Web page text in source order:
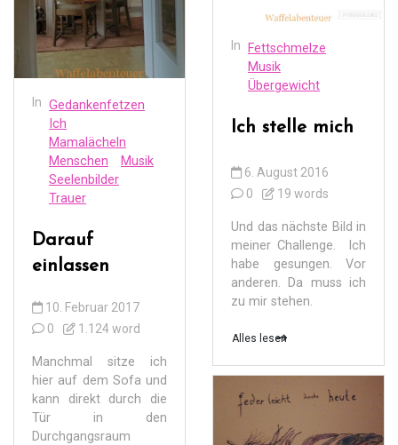
In Gedankenfetzen
Ich
Mamalächeln
Menschen
Musik
Seelenbilder
Trauer
Darauf
einlassen
10. Februar 2017
0
1.124 word
Manchmal sitze ich
hier auf dem Sofa und
kann direkt durch die
Tür in den
Durchgangsraum
In
Fettschmelze
Musik
Übergewicht
Ich stelle mich
6. August 2016
0
19 words
Und das nächste Bild in
meiner Challenge. Ich
habe gesungen. Vor
anderen. Da muss ich
zu mir stehen.
Alles lesen